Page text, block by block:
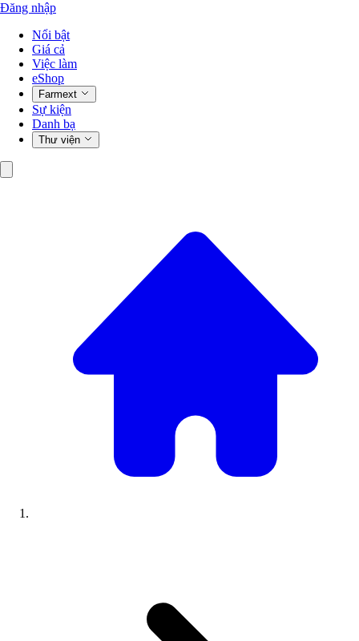
Đăng nhập
Nổi bật
Giá cả
Việc làm
eShop
Farmext
Sự kiện
Danh bạ
Thư viện